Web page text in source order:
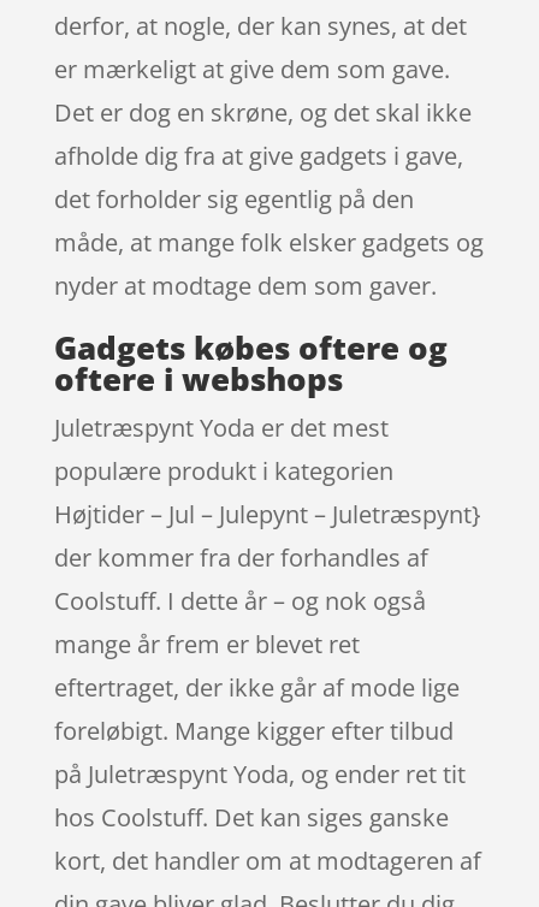
derfor, at nogle, der kan synes, at det
er mærkeligt at give dem som gave.
Det er dog en skrøne, og det skal ikke
afholde dig fra at give gadgets i gave,
det forholder sig egentlig på den
måde, at mange folk elsker gadgets og
nyder at modtage dem som gaver.
Gadgets købes oftere og
oftere i webshops
Juletræspynt Yoda er det mest
populære produkt i kategorien
Højtider – Jul – Julepynt – Juletræspynt}
der kommer fra der forhandles af
Coolstuff. I dette år – og nok også
mange år frem er blevet ret
eftertraget, der ikke går af mode lige
foreløbigt. Mange kigger efter tilbud
på Juletræspynt Yoda, og ender ret tit
hos Coolstuff. Det kan siges ganske
kort, det handler om at modtageren af